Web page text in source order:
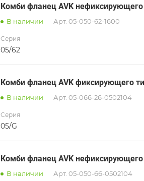
Комби фланец AVK нефиксирующего
В наличии Арт. 05-050-62-1600
Серия
05/62
Комби фланец AVK фиксирующего
В наличии Арт. 05-066-26-0502104
Серия
05/G
Комби фланец AVK
В наличии Арт. 05-050-66-0502104